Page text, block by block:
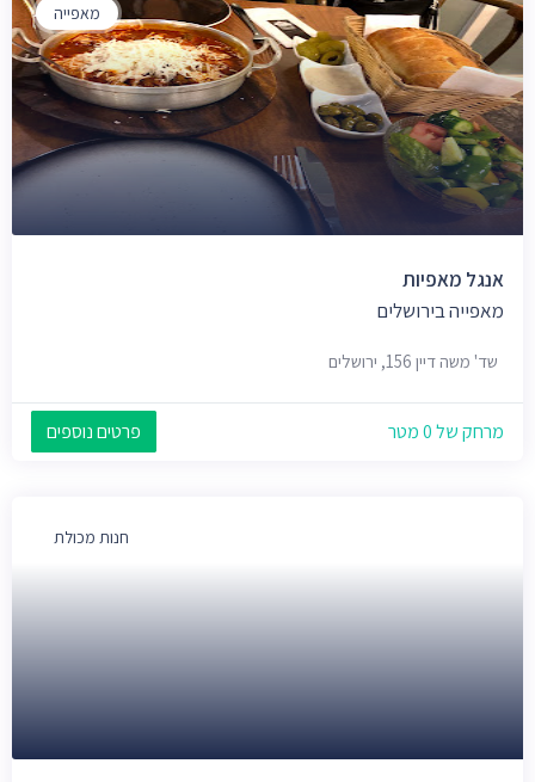
מאפייה
אנגל מאפיות
מאפייה בירושלים
שד' משה דיין 156, ירושלים
מרחק של 0 מטר פרטים נוספים
חנות מכולת